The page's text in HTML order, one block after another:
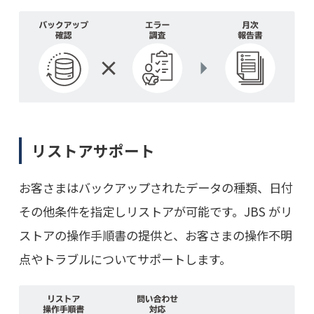
リストアサポート
お客さまはバックアップされたデータの種類、日付
その他条件を指定しリストアが可能です。JBS がリ
ストアの操作手順書の提供と、お客さまの操作不明
点やトラブルについてサポートします。